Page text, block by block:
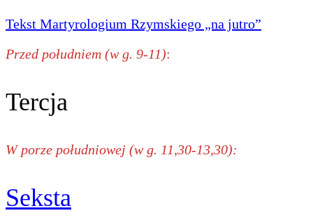
Tekst Martyrologium Rzymskiego „na jutro”
Przed południem (w g. 9-11):
Tercja
W porze południowej (w g. 11,30-13,30):
Seksta